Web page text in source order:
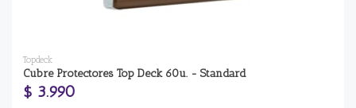
Topdeck
Cubre Protectores Top Deck 60u. - Standard
$ 3.990